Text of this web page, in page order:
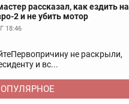
рассказал, как ездить на
2 и не убить мотор
18:46
не раскрыли,
и вс...